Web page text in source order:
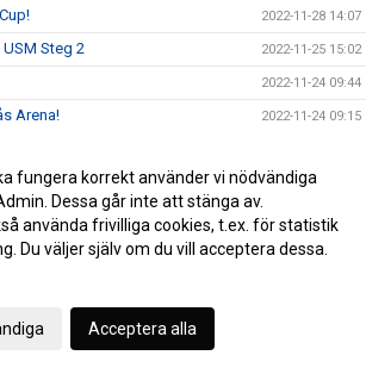
2022-11-28 14:07
Steg 2 2022-11-25 15:02
2022-11-24 09:44
Arena! 2022-11-24 09:15
2022-11-21 11:08
Amo HK 2022-11-19 19:10
av Barndiabetesfonden! 2022-11-19 13:09
är igång!
USM Steg 3!
fungera korrekt använder vi nödvändiga
Dessa går inte att stänga av.
använda frivilliga cookies, t.ex. för statistik
Du väljer själv om du vill acceptera dessa.
Acceptera alla